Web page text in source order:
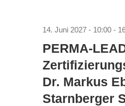
14. Juni 2027 - 10:00 -
PERMA-
Dr. Markus
Starnberger